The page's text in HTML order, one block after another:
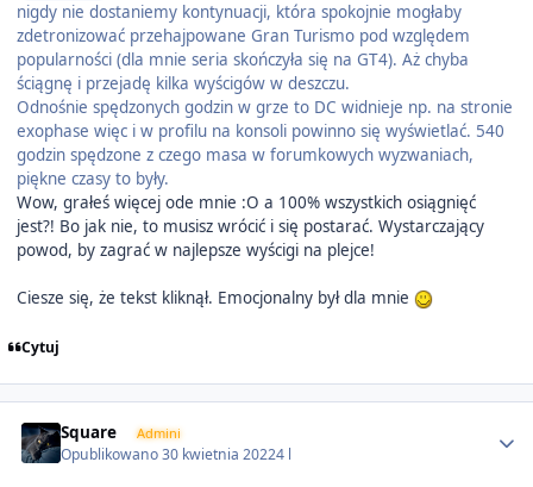
nigdy nie dostaniemy kontynuacji, która spokojnie mogłaby
zdetronizować przehajpowane Gran Turismo pod względem
popularności (dla mnie seria skończyła się na GT4). Aż chyba
ściągnę i przejadę kilka wyścigóww deszczu.
Odnośnie spędzonych godzin w grze to DC widnieje np. na stronie
exophase więc i w profilu na konsoli powinno się wyświetlać. 540
godzin spędzone z czego masa w forumkowych wyzwaniach,
piękne czasy to były.
Wow, grałeś więcej ode mnie :O a 100% wszystkich osiągnięć
jest?! Bo jak nie, to musisz wrócić i się postarać. Wystarczający
powod, by zagrać w najlepsze wyścigi na plejce!
Ciesze się, że tekst kliknął. Emocjonalny był dla mnie
Cytuj
Square Admini
Opublikowano30 kwietnia 20224 l